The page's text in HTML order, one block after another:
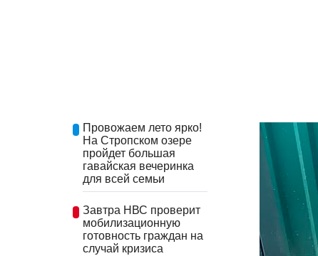
Провожаем лето ярко!
На Стропском озере
пройдет большая
гавайская вечеринка
для всей семьи
Завтра НВС проверит
мобилизационную
готовность граждан на
случай кризиса